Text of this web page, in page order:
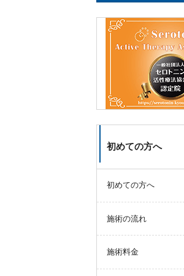
初めての方へ
初めての方へ
施術の流れ
施術料金